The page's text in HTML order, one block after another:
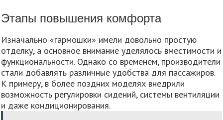
Этапы повышения комфорта
Изначально «гармошки» имели довольно простую
отделку, а основное внимание уделялось вместимости и
функциональности. Однако со временем, производители
стали добавлять различные удобства для пассажиров.
К примеру, в более поздних моделях внедрили
возможность регулировки сидений, системы вентиляции
и даже кондиционирования.